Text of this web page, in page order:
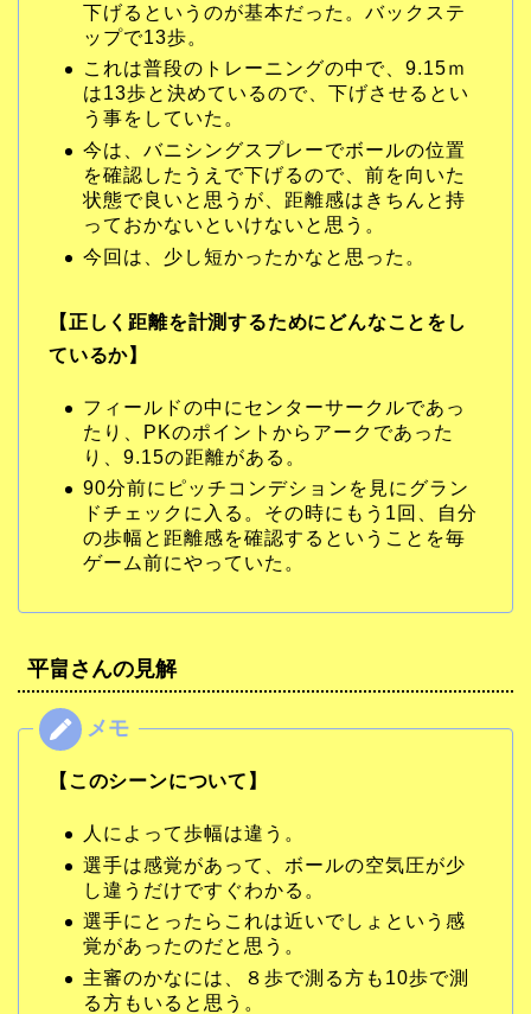
下げるというのが基本だった。バックステ
ップで13歩。
これは普段のトレーニングの中で、9.15ｍ
は13歩と決めているので、下げさせるとい
う事をしていた。
今は、バニシングスプレーでボールの位置
を確認したうえで下げるので、前を向いた
状態で良いと思うが、距離感はきちんと持
っておかないといけないと思う。
今回は、少し短かったかなと思った。
【正しく距離を計測するためにどんなことをし
ているか】
フィールドの中にセンターサークルであっ
たり、PKのポイントからアークであった
り、9.15の距離がある。
90分前にピッチコンデションを見にグラン
ドチェックに入る。その時にもう1回、自分
の歩幅と距離感を確認するということを毎
ゲーム前にやっていた。
平畠さんの見解
【このシーンについて】
人によって歩幅は違う。
選手は感覚があって、ボールの空気圧が少
し違うだけですぐわかる。
選手にとったらこれは近いでしょという感
覚があったのだと思う。
主審のかなには、８歩で測る方も10歩で測
る方もいると思う。